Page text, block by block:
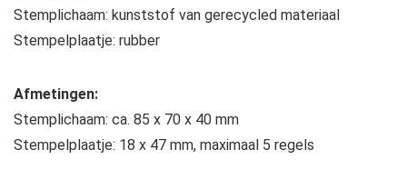
Stemplichaam: kunststof van gerecycled materiaal
Stempelplaatje: rubber
Afmetingen:
Stemplichaam: ca. 85 x 70 x 40 mm
Stempelplaatje: 18 x 47 mm, maximaal 5 regels